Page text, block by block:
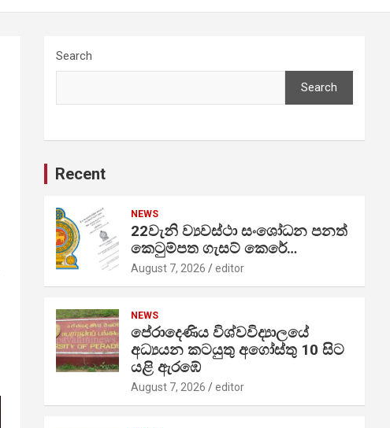
Search
Search
Recent
NEWS
22වැනි ව්‍යවස්ථා සංශෝධන පනත්
කෙටුම්පත ගැසට් කෙරේ…
August 7, 2026 editor
NEWS
පේරාදෙණිය විශ්වවිද්‍යාලයේ
අධ්‍යයන කටයුතු අගෝස්තු 10 සිට
යළි ඇරඹේ
August 7, 2026 editor